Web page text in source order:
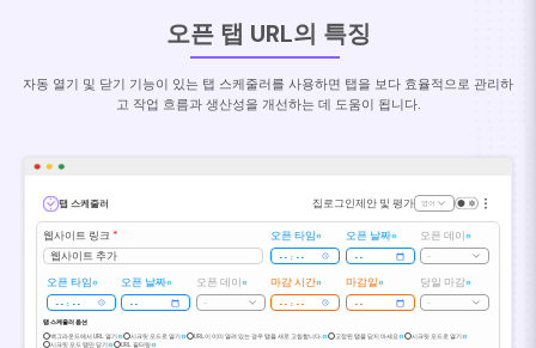
오픈 탭 URL의 특징
자동 열기 및 닫기 기능이 있는 탭 스케줄러를 사용하면 탭을 보다 효율적으로 관리하
고 작업 흐름과 생산성을 개선하는 데 도움이 됩니다.
탭 스케줄러 집로그인제안 및 평가 영어
웹사이트 링크*
웹사이트 추가
오픈 타임 오픈 날짜 오픈 데이
-
오픈 타임 오픈 날짜 오픈 데이
-
마감 시간 마감일 당일 마감
-
탭 스케줄러 옵션
백그라운드에서 URL 열기
시크릿 모드로 열기 URL이 이미 열려 있는 경우 탭을 새로 고침합니다. 고정된 탭을 닫지 마세요
시크릿 모드로 열기
시크릿 모드 탭만 닫기
URL 필터링